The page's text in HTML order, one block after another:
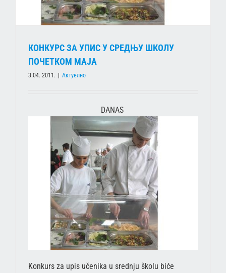
КОНКУРС ЗА УПИС У СРЕДЊУ ШКОЛУ
ПОЧЕТКОМ МАЈА
3.04. 2011. Актуелно
DANAS
Konkurs za upis učenika u srednju školu biće